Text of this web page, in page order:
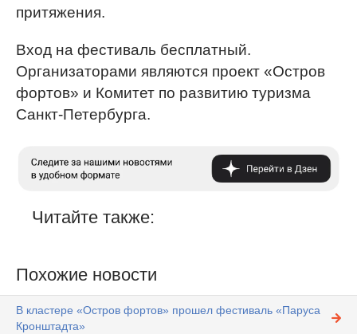
притяжения.
Вход на фестиваль бесплатный.
Организаторами являются проект «Остров
фортов» и Комитет по развитию туризма
Санкт-Петербурга.
Читайте также:
Похожие новости
В кластере «Остров фортов» прошел фестиваль «Паруса
Кронштадта»